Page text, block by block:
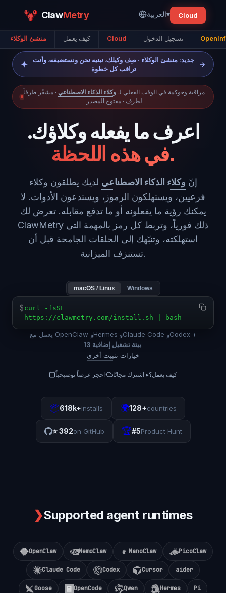
ClawMetry العربية▾ Cloud
منشئ الوكلاء كيف يعمل Cloud تسجيل الدخول
جديد: منشئ الوكلاء · صِف وكيلك، نبنيه نحن ونستضيفه، وأنت
تراقب كل خطوة
→
مراقبة وحوكمة في الوقت الفعلي لـ وكلاء الذكاء الاصطناعي · مشفّر طرفاً
لطرف · مفتوح المصدر
اعرف ما يفعله وكلاؤك.
في هذه اللحظة.
إنّ وكلاء الذكاء الاصطناعي لديك يطلقون وكلاء
فرعيين، ويستهلكون الرموز، ويستدعون الأدوات. لا
يمكنك رؤية ما يفعلونه أو ما تدفع مقابله. تعرض لك
ClawMetry ذلك فورياً، وتربط كل رمز بالمهمة التي
استهلكته، وتنبّهك إلى الحلقات الجامحة قبل أن
تستنزف الميزانية.
macOS / Linux Windows
$ curl -fsSL
https://clawmetry.com/install.sh | bash
يعمل مع OpenClaw وHermes وClaude Code وCodex +
13 بيئة تشغيل إضافية.
خيارات تثبيت أخرى
احجز عرضاً توضيحياً· اشترك مجانًا·▸كيف يعمل؟
📦618k+installs 🌍128+countries
⭐392on GitHub 🏆#5Product Hunt
❯Supported agent runtimes
OpenClaw NemoClaw NanoClaw PicoClaw
Claude Code Codex Cursor aider
Goose OpenCode Qwen Hermes Pi